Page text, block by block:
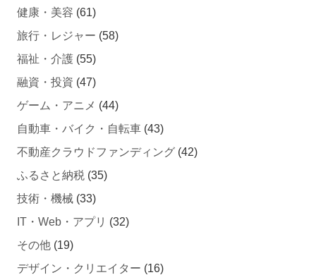
健康・美容 (61)
旅行・レジャー (58)
福祉・介護 (55)
融資・投資 (47)
ゲーム・アニメ (44)
自動車・バイク・自転車 (43)
不動産クラウドファンディング (42)
ふるさと納税 (35)
技術・機械 (33)
IT・Web・アプリ (32)
その他 (19)
デザイン・クリエイター (16)